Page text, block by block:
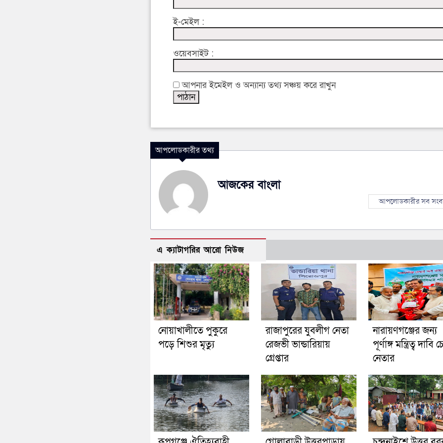
ই-মেইল :
ওয়েবসাইট :
আপনার ইমেইল ও অন্যান্য তথ্য সঞ্চয় করে রাখুন
আপলোডকারীর তথ্য
আজকের বাংলা
আপলোডকারীর সব
এ ক্যাটাগরির আরো নিউজ
নোয়াখালীতে পুকুরে
পড়ে শিশুর মৃত্যু
রাজাপুরের যুবলীগ নেতা
রেজভী ভান্ডারিয়ায়
গ্রেপ্তার
নারায়ণগঞ্জের জন্য
পূর্ণাঙ্গ মন্ত্রিত্ব দাবি
নেতার